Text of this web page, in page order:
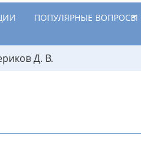
ПОПУЛЯРНЫЕ ВОПРОСЫ
Д. В.